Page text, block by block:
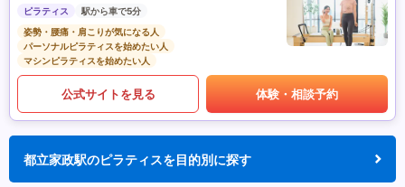
ピラティス
駅から車で5分
姿勢・腰痛・肩こりが気になる人
パーソナルピラティスを始めたい人
マシンピラティスを始めたい人
公式サイトを見る 体験・相談予約
都立家政駅のピラティスを目的別に探す